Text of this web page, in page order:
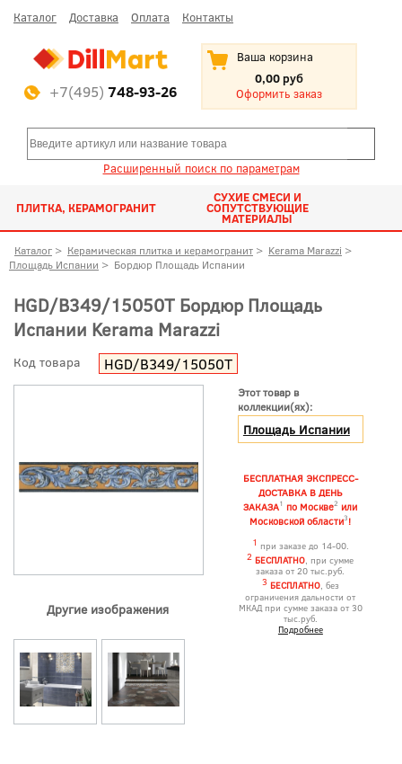
Каталог Доставка Оплата Контакты
+7(495) 748-93-26
Ваша корзина
0,00 руб
Оформить заказ
Расширенный поиск по параметрам
ПЛИТКА, КЕРАМОГРАНИТ
СУХИЕ СМЕСИ И
СОПУТСТВУЮЩИЕ
МАТЕРИАЛЫ
Каталог > Керамическая плитка и керамогранит > Kerama Marazzi >
Площадь Испании > Бордюр Площадь Испании
HGD/B349/15050T Бордюр Площадь
Испании Kerama Marazzi
Код товара HGD/B349/15050T
Другие изображения
Этот товар в
коллекции(ях):
Площадь Испании
БЕСПЛАТНАЯ ЭКСПРЕСС-
ДОСТАВКА В ДЕНЬ
ЗАКАЗА1 по Москве2 или
Московской области3!
1 при заказе до 14-00.
2 БЕСПЛАТНО, при сумме
заказа от 20 тыс.руб.
3 БЕСПЛАТНО, без
ограничения дальности от
МКАД при сумме заказа от 30
тыс.руб.
Подробнее